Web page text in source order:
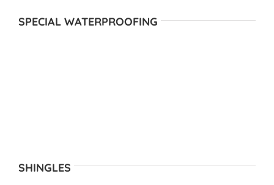
SPECIAL WATERPROOFING
SHINGLES